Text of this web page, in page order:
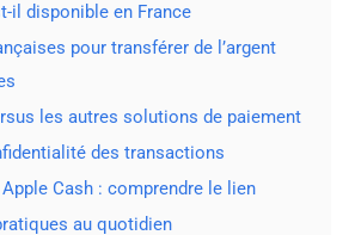
il disponible en France
pour transférer de l’argent
les autres solutions de paiement
des transactions
Cash : comprendre le lien
au quotidien